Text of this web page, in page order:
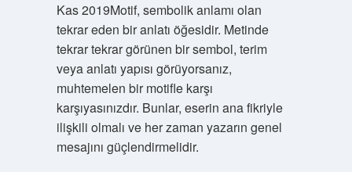
Kas 2019Motif, sembolik anlamı olan
tekrar eden bir anlatı öğesidir. Metinde
tekrar tekrar görünen bir sembol, terim
veya anlatı yapısı görüyorsanız,
muhtemelen bir motifle karşı
karşıyasınızdır. Bunlar, eserin ana fikriyle
ilişkili olmalı ve her zaman yazarın genel
mesajını güçlendirmelidir.